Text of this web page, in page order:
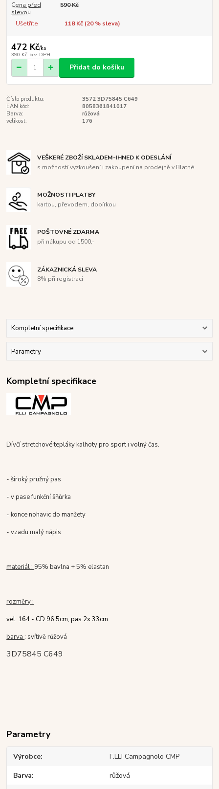
Cena před
slevou
590 Kč
Ušetříte 118 Kč (20% sleva)
472 Kč/ks
390 Kč bez DPH
Přidat do košíku
Číslo produktu:
3572 3D75845 C649
EAN kód:
8058361841017
Barva:
růžová
velikost:
176
VEŠKERÉ ZBOŽÍ SKLADEM-IHNED K ODESLÁNÍ
s možností vyzkoušení i zakoupení na prodejně v Blatné
MOŽNOSTI PLATBY
kartou, převodem, dobírkou
POŠTOVNÉ ZDARMA
při nákupu od 1500,-
ZÁKAZNICKÁ SLEVA
8% při registraci
Kompletní specifikace
Parametry
Kompletní specifikace
Dívčí stretchové tepláky kalhoty pro sport i volný čas.
- široký pružný pas
- v pase funkční šňůrka
- konce nohavic do manžety
- vzadu malý nápis
materiál : 95% bavlna + 5% elastan
rozměry :
vel. 164 - CD 96,5cm, pas 2x 33cm
barva: svítivě růžová
3D75845 C649
Parametry
Výrobce F.LLI Campagnolo CMP
Barva růžová